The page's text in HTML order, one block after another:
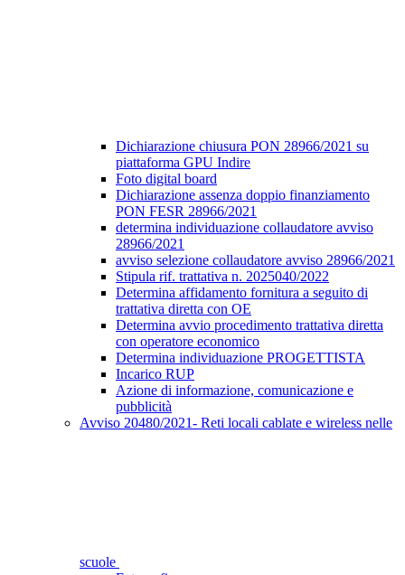
Dichiarazione chiusura PON 28966/2021 su
piattaforma GPU Indire
Foto digital board
Dichiarazione assenza doppio finanziamento
PON FESR 28966/2021
determina individuazione collaudatore avviso
28966/2021
avviso selezione collaudatore avviso 28966/2021
Stipula rif. trattativa n. 2025040/2022
Determina affidamento fornitura a seguito di
trattativa diretta con OE
Determina avvio procedimento trattativa diretta
con operatore economico
Determina individuazione PROGETTISTA
Incarico RUP
Azione di informazione, comunicazione e
pubblicità
Avviso 20480/2021- Reti locali cablate e wireless nelle
scuole